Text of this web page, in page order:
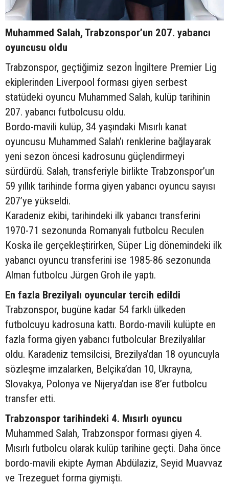
Muhammed Salah, Trabzonspor’un 207. yabancı
oyuncusu oldu
Trabzonspor, geçtiğimiz sezon İngiltere Premier Lig
ekiplerinden Liverpool forması giyen serbest
statüdeki oyuncu Muhammed Salah, kulüp tarihinin
207. yabancı futbolcusu oldu.
Bordo-mavili kulüp, 34 yaşındaki Mısırlı kanat
oyuncusu Muhammed Salah’ı renklerine bağlayarak
yeni sezon öncesi kadrosunu güçlendirmeyi
sürdürdü. Salah, transferiyle birlikte Trabzonspor’un
59 yıllık tarihinde forma giyen yabancı oyuncu sayısı
207’ye yükseldi.
Karadeniz ekibi, tarihindeki ilk yabancı transferini
1970-71 sezonunda Romanyalı futbolcu Reculen
Koska ile gerçekleştirirken, Süper Lig dönemindeki ilk
yabancı oyuncu transferini ise 1985-86 sezonunda
Alman futbolcu Jürgen Groh ile yaptı.
En fazla Brezilyalı oyuncular tercih edildi
Trabzonspor, bugüne kadar 54 farklı ülkeden
futbolcuyu kadrosuna kattı. Bordo-mavili kulüpte en
fazla forma giyen yabancı futbolcular Brezilyalılar
oldu. Karadeniz temsilcisi, Brezilya’dan 18 oyuncuyla
sözleşme imzalarken, Belçika’dan 10, Ukrayna,
Slovakya, Polonya ve Nijerya’dan ise 8’er futbolcu
transfer etti.
Trabzonspor tarihindeki 4. Mısırlı oyuncu
Muhammed Salah, Trabzonspor forması giyen 4.
Mısırlı futbolcu olarak kulüp tarihine geçti. Daha önce
bordo-mavili ekipte Ayman Abdülaziz, Seyid Muavvaz
ve Trezeguet forma giymişti.